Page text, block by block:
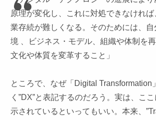
原理が変化し、これに対処できなけれ
業存続が難しくなる。そのためには、
境 、ビジネス・モデル、組織や体制を
文化や体質を変革すること」
ところで、なぜ「Digital Transformation
く”DX”と表記するのだろう。実は、こ
示されているといってもいい。本来、